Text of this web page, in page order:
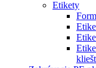
Etikety